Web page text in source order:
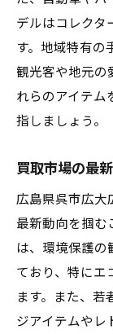
デルはコレクタ
す。地域特有の
観光客や地元の
れらのアイテム
指しましょう。
買取市場の最
広島県呉市広大
最新動向を掴む
は、環境保護の
ており、特にエ
ます。また、若
ジアイテムやレ